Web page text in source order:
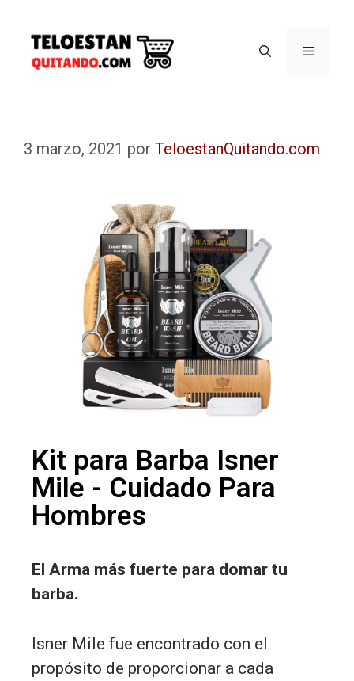
3 marzo, 2021 por TeloestanQuitando.com
Kit para Barba Isner
Mile - Cuidado Para
Hombres
El Arma más fuerte para domar tu
barba.
Isner Mile fue encontrado con el
propósito de proporcionar a cada